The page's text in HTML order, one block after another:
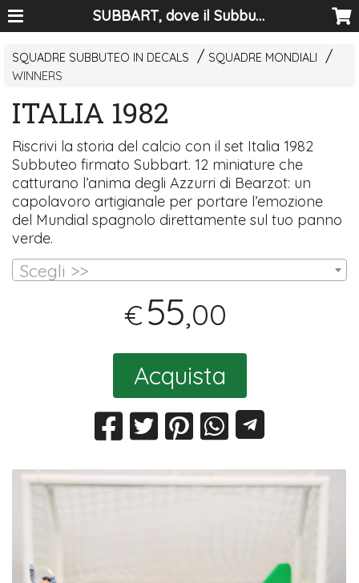
SUBBART, dove il Subbuteo diventa arte
SQUADRE SUBBUTEO IN DECALS
SQUADRE MONDIALI
WINNERS
ITALIA 1982
Riscrivi la storia del calcio con il set Italia 1982
Subbuteo firmato Subbart. 12 miniature che
catturano l’anima degli Azzurri di Bearzot: un
capolavoro artigianale per portare l’emozione
del Mundial spagnolo direttamente sul tuo panno
verde.
Scegli >>
€55,00
Acquista